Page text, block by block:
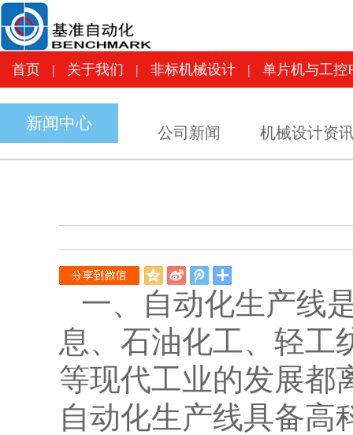
首页 关于我们
首页 | 关于我们 | 非标机械设计 | 单片机与工控
新闻中心
公司新闻 机械设计资
QQ
空
间
新
浪
微
博
腾
讯
微
博
一、自动化生产线
息、石油化工、轻工
等现代工业的发展都
自动化生产线具备高